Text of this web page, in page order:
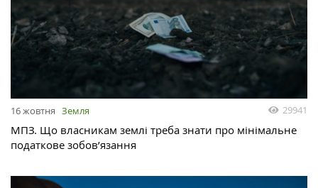
16 жовтня Земля 29941
МПЗ. Що власникам землі треба знати про мінімальне
податкове зобов’язання